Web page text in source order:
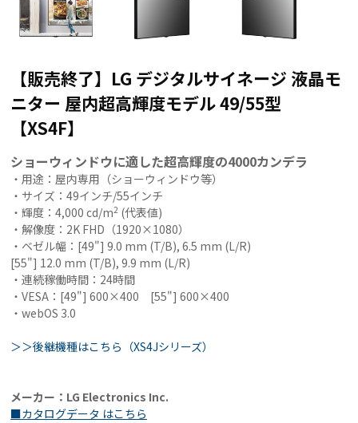
【販売終了】LG デジタルサイネージ 液晶モ
ニター 屋内超高輝度モデル 49/55型
【XS4F】
ショーウィンドウに適した超高輝度の4000カンデラ
・用途：屋内専用（ショーウィンドウ等）
・サイズ：49インチ/55インチ
・輝度：4,000 cd/m2 (代表値)
・解像度：2K FHD（1920×1080）
・ベゼル幅：[49"] 9.0 mm (T/B), 6.5 mm (L/R)
[55"] 12.0 mm (T/B), 9.9 mm (L/R)
・連続稼働時間：24時間
・VESA：[49"] 600×400 [55"] 600×400
・webOS 3.0
＞＞後継機種はこちら（XS4Jシリーズ）
メーカー：LG Electronics Inc.
■カタログデータ はこちら